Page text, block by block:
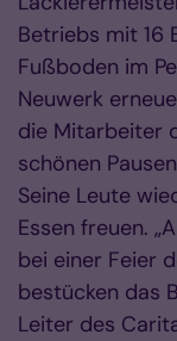
Betriebs mit 16
Fußboden im
Neuwerk
die Mitarbeiter
schönen
Seine Leute
Essen freuen.
bei einer Feier
bestücken das
Leiter des